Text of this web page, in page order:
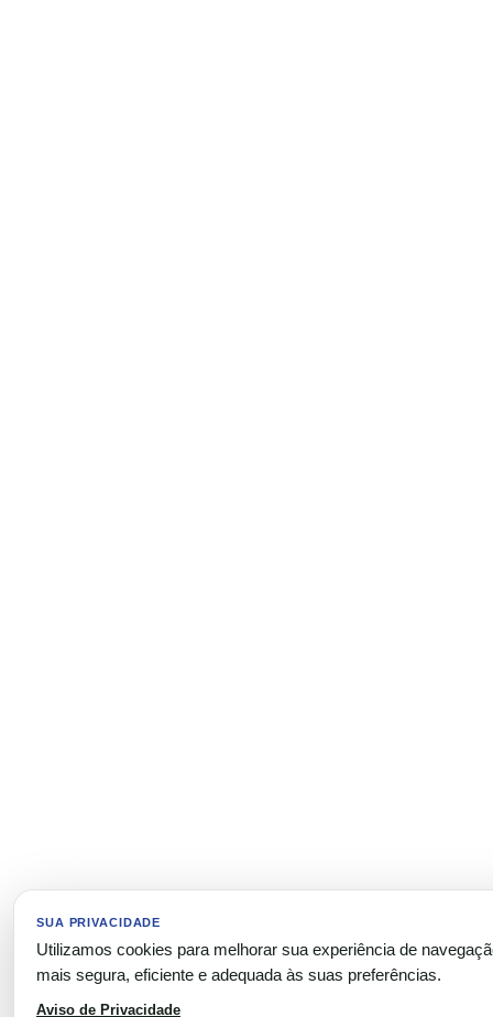
SUA PRIVACIDADE
Utilizamos cookies para melhorar sua experiência de
mais segura, eficiente e adequada às suas preferências.
Aviso de Privacidade